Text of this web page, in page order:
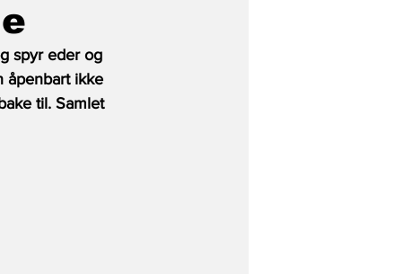
spyr eder og
åpenbart ikke
til. Samlet